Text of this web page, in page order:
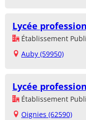
Lycée
Établissement
Auby (59950)
Lycée
Établissement
Oignies (62590)